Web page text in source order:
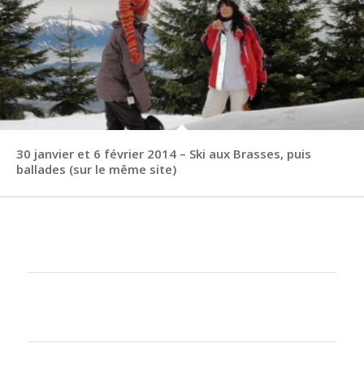
30 janvier et 6 février 2014 – Ski aux Brasses, puis
ballades (sur le même site)